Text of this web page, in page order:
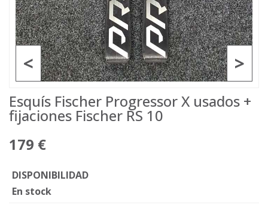
>
<
Esquís Fischer Progressor X usados +
fijaciones Fischer RS 10
179 €
DISPONIBILIDAD
En stock